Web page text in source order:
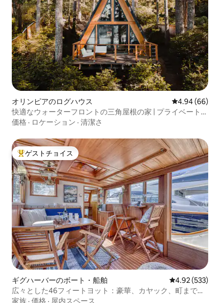
オリンピアのログハウス レビュー66件
4.94 (66)
快適なウォーターフロントの三角屋根の家 | プライベートビ
ーチ | ペットOK
価格 · ロケーション · 清潔さ
大好評のゲストチョイスです。
ゲストチョイス
ギグハーバーのボート・船舶 レビュー533
4.92 (533)
広々とした46フィートヨット：豪華、カヤック、町まで徒
歩
家族 · 価格 · 屋内スペース